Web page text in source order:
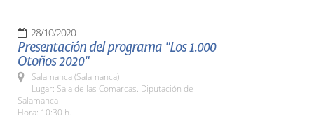
28/10/2020
Presentación del programa "Los 1.000
Otoños 2020"
Salamanca (Salamanca)
Lugar: Sala de las Comarcas. Diputación de
Salamanca
Hora: 10:30 h.